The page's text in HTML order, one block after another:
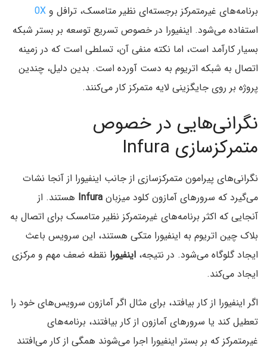
برنامه‌های غیرمتمرکز برجسته‌ای نظیر متامسک، ترافل و 0X
استفاده می‌شود. اینفیورا در خصوص تسریع توسعه بر بستر شبکه
بسیار کارآمد است، اما نکته منفی آن، تسلطی است که در زمینه
اتصال به شبکه اتریوم به دست آورده است. بدین دلیل، چندین
پروژه بر روی جایگزینی لایه متمرکز کار می‌کنند.
نگرانی‌هایی در خصوص
متمرکزسازی Infura
نگرانی‌های پیرامون متمرکزسازی از جانب اینفیورا از آنجا نشات
می‌گیرد که سرورهای آمازون کلود میزبان Infura هستند. از
آنجایی که اکثر برنامه‌های غیرمتمرکز نظیر متامسک برای اتصال به
بلاک چین اتریوم به اینفیورا متکی هستند، این سرویس باعث
ایجاد گلوگاه می‌شود. در نتیجه، اینفیورا نقطه ضعف مهم و مرکزی
ایجاد می‌کند.
اگر اینفیورا از کار بیافتد، برای مثال اگر آمازون سرویس‌های خود را
تعطیل کند یا سرورهای آمازون از کار بیافتند، برنامه‌های
غیرمتمرکز که بر بستر اینفیورا اجرا می‌شوند همگی از کار می‌افتند